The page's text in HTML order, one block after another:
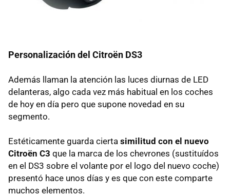
Personalización del Citroën DS3
Además llaman la atención las luces diurnas de LED
delanteras, algo cada vez más habitual en los coches
de hoy en día pero que supone novedad en su
segmento.
Estéticamente guarda cierta similitud con el nuevo
Citroën C3 que la marca de los chevrones (sustituídos
en el DS3 sobre el volante por el logo del nuevo coche)
presentó hace unos días y es que con este comparte
muchos elementos.